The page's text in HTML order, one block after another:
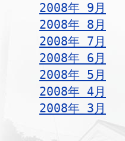
2008年 9月
2008年 8月
2008年 7月
2008年 6月
2008年 5月
2008年 4月
2008年 3月